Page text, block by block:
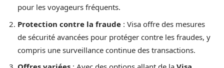
pour les voyageurs fréquents.
Protection contre la fraude : Visa offre des mesures
de sécurité avancées pour protéger contre les fraudes, y
compris une surveillance continue des transactions.